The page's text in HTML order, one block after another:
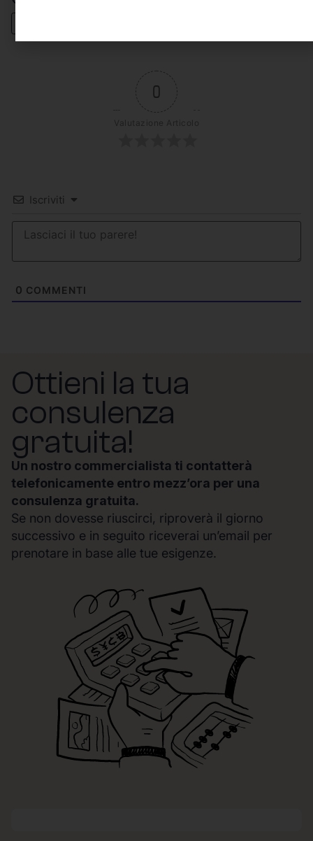
0
Valutazione Articolo
Iscriviti
0 COMMENTI
Ottieni la tua
consulenza
gratuita!
Un nostro commercialista ti contatterà
telefonicamente entro mezz’ora per una
consulenza gratuita.
Se non dovesse riuscirci, riproverà il giorno
successivo e in seguito riceverai un’email per
prenotare in base alle tue esigenze.